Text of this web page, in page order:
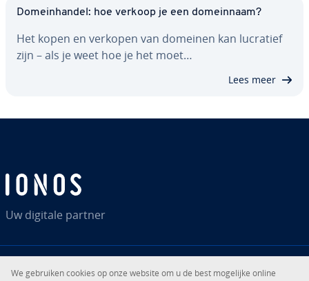
Do­mein­han­del: hoe verkoop je een do­mein­naam?
Het kopen en verkopen van domeinen kan lucratief
zijn – als je weet hoe je het moet…
Lees meer
Uw digitale partner
We gebruiken cookies op onze website om u de best mogelijke online